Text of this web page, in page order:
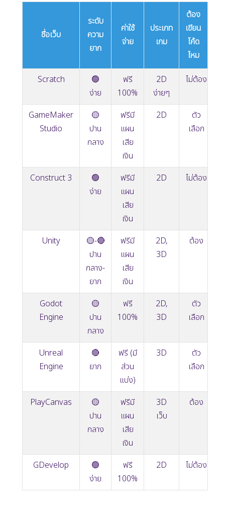
ชื่อเว็บ
ระดับ
ความ
ยาก
ค่าใช้
จ่าย
ประเภท
เกม
ต้อง
เขียน
โค้ด
ไหม
Scratch
🟢
ง่าย
ฟรี
100%
2D
ง่ายๆ
ไม่ต้อง
GameMaker
Studio
🟡
ปาน
กลาง
ฟรีมี
แผน
เสีย
เงิน
2D
ตัว
เลือก
Construct 3
🟢
ง่าย
ฟรีมี
แผน
เสีย
เงิน
2D ไม่ต้อง
Unity
🟡-🔴
ปาน
กลาง-
ยาก
ฟรีมี
แผน
เสีย
เงิน
2D,
3D
ต้อง
Godot
Engine
🟡
ปาน
กลาง
ฟรี
100%
2D,
3D
ตัว
เลือก
Unreal
Engine
🔴
ยาก
ฟรี (มี
ส่วน
แบ่ง)
3D
ตัว
เลือก
PlayCanvas
🟡
ปาน
กลาง
ฟรีมี
แผน
เสีย
เงิน
3D
เว็บ
ต้อง
GDevelop
🟢
ง่าย
ฟรี
100%
2D ไม่ต้อง